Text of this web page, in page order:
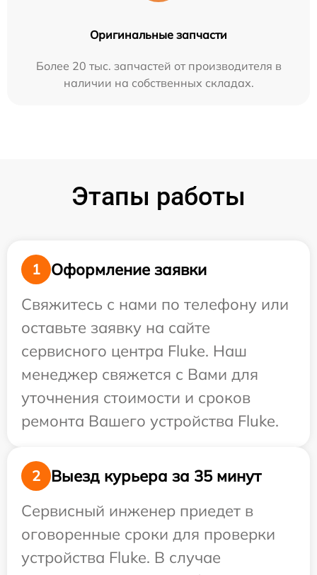
Оригинальные запчасти
Более 20 тыс. запчастей от производителя в
наличии на собственных складах.
Этапы работы
1
Оформление заявки
Свяжитесь с нами по телефону или
оставьте заявку на сайте
сервисного центра Fluke. Наш
менеджер свяжется с Вами для
уточнения стоимости и сроков
ремонта Вашего устройства Fluke.
2
Выезд курьера за 35 минут
Сервисный инженер приедет в
оговоренные сроки для проверки
устройства Fluke. В случае